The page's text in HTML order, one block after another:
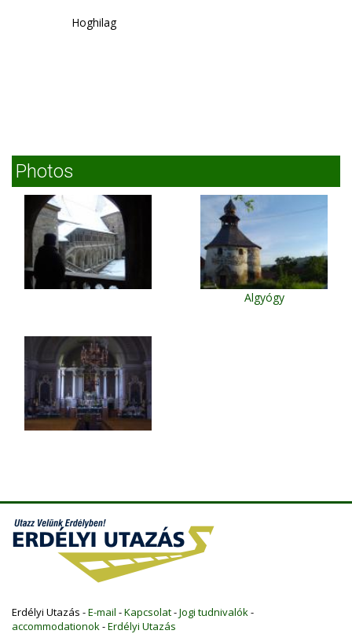
Hoghilag
Photos
Algyógy
Erdélyi Utazás -E-mail -Kapcsolat-Jogi tudnivalók -
accommodationok -Erdélyi Utazás